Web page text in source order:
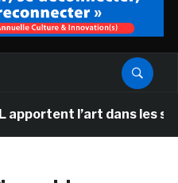
l’art dans les